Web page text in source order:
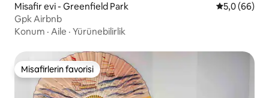
Misafir evi - Greenfield Park 5 üzerinden
5,0 (66)
Gpk Airbnb
Konum · Aile · Yürünebilirlik
Misafirlerin favorisi
Misafirlerin favorisi